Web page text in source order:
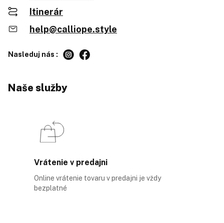
Itinerár
help@calliope.style
Nasleduj nás :
Naše služby
Vrátenie v predajni
Online vrátenie tovaru v predajni je vždy
bezplatné